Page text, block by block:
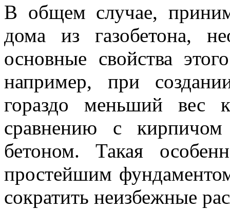
В общем случае,
дома из газобетона,
основные свойства
например, при
гораздо меньший вес
сравнению с
бетоном. Такая
простейшим
сократить неизбежные